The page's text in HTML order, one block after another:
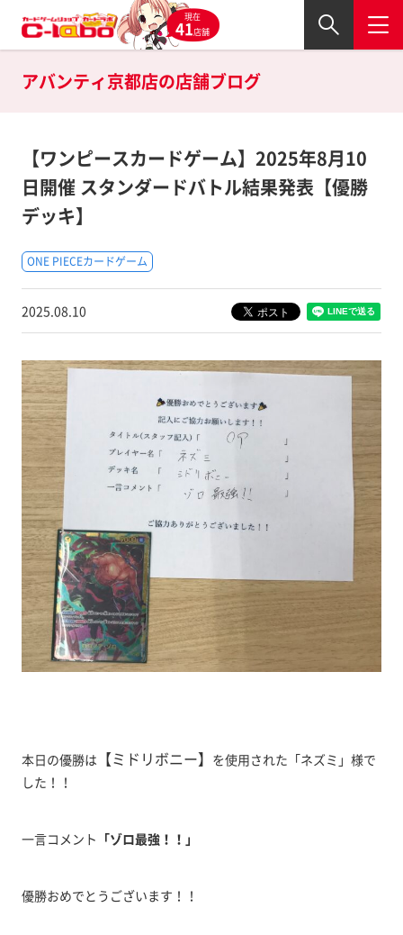
現在
41店舗
アバンティ京都店の店舗ブログ
【ワンピースカードゲーム】2025年8月10
日開催 スタンダードバトル結果発表【優勝
デッキ】
ONE PIECEカードゲーム
2025.08.10
本日の優勝は 【ミドリボニー】 を使用された「ネズミ」様で
した！！
一言コメント 「ゾロ最強！！ 」
優勝おめでとうございます！！